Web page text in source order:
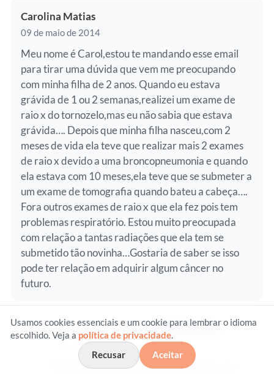
Carolina Matias
09 de maio de 2014
Meu nome é Carol,estou te mandando esse email
para tirar uma dúvida que vem me preocupando
com minha filha de 2 anos. Quando eu estava
grávida de 1 ou 2 semanas,realizei um exame de
raio x do tornozelo,mas eu não sabia que estava
grávida…. Depois que minha filha nasceu,com 2
meses de vida ela teve que realizar mais 2 exames
de raio x devido a uma broncopneumonia e quando
ela estava com 10 meses,ela teve que se submeter a
um exame de tomografia quando bateu a cabeça….
Fora outros exames de raio x que ela fez pois tem
problemas respiratório. Estou muito preocupada
com relação a tantas radiações que ela tem se
submetido tão novinha…Gostaria de saber se isso
pode ter relação em adquirir algum câncer no
futuro.
Dr. Roberto Cooper Resposta do pediatra
11 de maio de 2014
Prezada Carolina, A probabilidade de uma
Usamos cookies essenciais e um cookie para lembrar o idioma
escolhido. Veja a política de privacidade.
Recusar
Aceitar